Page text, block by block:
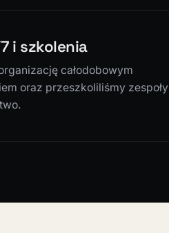
i szkolenia
całodobowym
oraz przeszkoliliśmy zespoły